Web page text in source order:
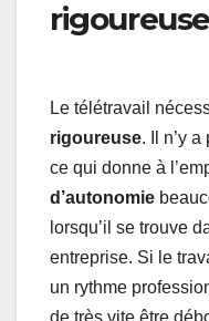
rigoureuse
Le télétravail
rigoureuse. Il n’y
ce qui donne à
d’autonomie
lorsqu’il se trouve
entreprise. Si le
un rythme
de très vite être